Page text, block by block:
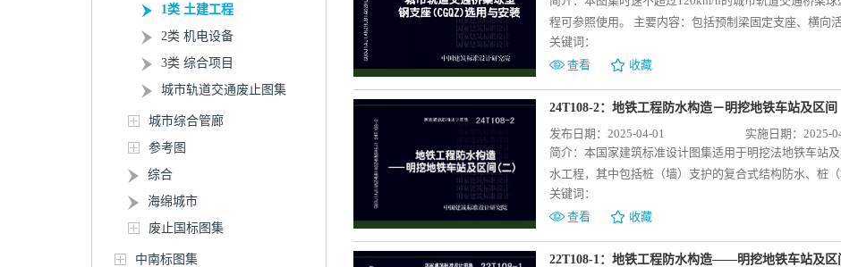
1类 土建工程
2类 机电设备
3类 综合项目
城市轨道交通废止图集
城市综合管廊
参考图
综合
海绵城市
废止国标图集
中南标图集
程可参照使用。 主要内容：包括预制梁固定支座、横向
座性能及安装尺寸表，现浇梁固定支座、横向活动支座
安装尺寸表，曲线梁固定支座、横向活动支座、纵向活
表。 本图集为首次编制的有关城市轨道交通桥梁球型钢
文、表等多种形式，系统地给出了球型钢支座（CGQZ
设计人员直接选用、施工人员照图施工。对于桥梁球型
确应用和推广，将起到重要的技术支撑作用。
关键词：
查看
收藏
24T108-2：地铁工程防水构造－明挖地铁车站及区间
发布日期：2025-04-01 实施日期：2025-
简介： 本国家建筑标准设计图集适用于明挖法地铁车站
水工程，其中包括桩（墙）支护的复合式结构防水、桩
“吊脚桩”）结构防水、地下连续墙的叠合墙结构防水、
包括防水混凝土、结构外设防水层的选择和材料性能指
位的防水构造做法；编制了复合墙结构、桩锚结构、未
细部构造节点做法通用图等，是“防水通用规范”实施后
关键词：
查看
收藏
22T108-1：地铁工程防水构造——明挖地铁车站及区